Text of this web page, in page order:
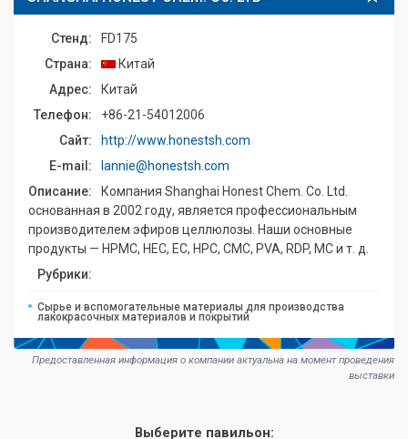
Стенд:
FD175
Страна:
Китай
Адрес:
Китай
Телефон:
+86-21-54012006
Сайт:
http://www.honestsh.com
E-mail:
lannie@honestsh.com
Описание:
Компания Shanghai Honest Chem. Co. Ltd.
основанная в 2002 году, является профессиональным
производителем эфиров целлюлозы. Наши основные
продукты — HPMC, HEC, EC, HPC, CMC, PVA, RDP, MC и т. д.
Рубрики:
Сырье и вспомогательные материалы для производства
лакокрасочных материалов и покрытий
Предоставленная информация о компании актуальна на момент проведения
выставки
Выберите павильон: